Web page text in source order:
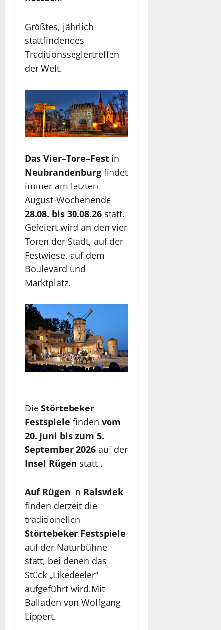
Größtes, jährlich
stattfindendes
Traditionsseglertreffen
der Welt.
Das Vier–Tore–Fest in
Neubrandenburg findet
immer am letzten
August-Wochenende
28.08. bis 30.08.26 statt.
Gefeiert wird an den vier
Toren der Stadt, auf der
Festwiese, auf dem
Boulevard und
Marktplatz.
Die Störtebeker
Festspiele finden vom
20. Juni bis zum 5.
September 2026 auf der
Insel Rügen statt .
Auf Rügen in Ralswiek
finden derzeit die
traditionellen
Störtebeker Festspiele
auf der Naturbühne
statt, bei denen das
Stück „Likedeeler“
aufgeführt wird.Mit
Balladen von Wolfgang
Lippert.